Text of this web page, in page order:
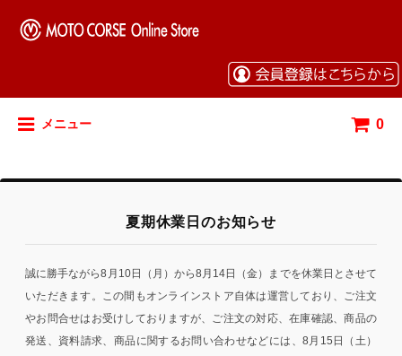
メニュー 0
夏期休業日のお知らせ
誠に勝手ながら8月10日（月）から8月14日（金）までを休業日とさせて
いただきます。この間もオンラインストア自体は運営しており、ご注文
やお問合せはお受けしておりますが、ご注文の対応、在庫確認、商品の
発送、資料請求、商品に関するお問い合わせなどには、8月15日（土）